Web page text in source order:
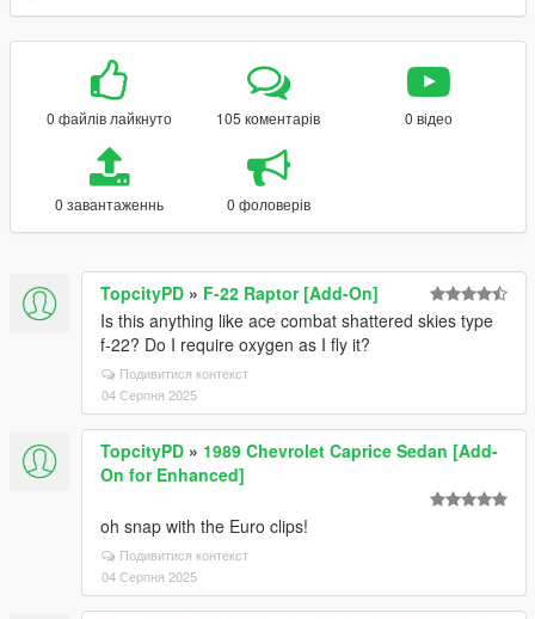
0 файлів лайкнуто 105 коментарів 0 відео
0 завантаженнь 0 фоловерів
TopcityPD » F-22 Raptor [Add-On]
Is this anything like ace combat shattered skies type
f-22? Do I require oxygen as I fly it?
Подивитися контекст
04 Серпня 2025
TopcityPD » 1989 Chevrolet Caprice Sedan [Add-
On for Enhanced]
oh snap with the Euro clips!
Подивитися контекст
04 Серпня 2025